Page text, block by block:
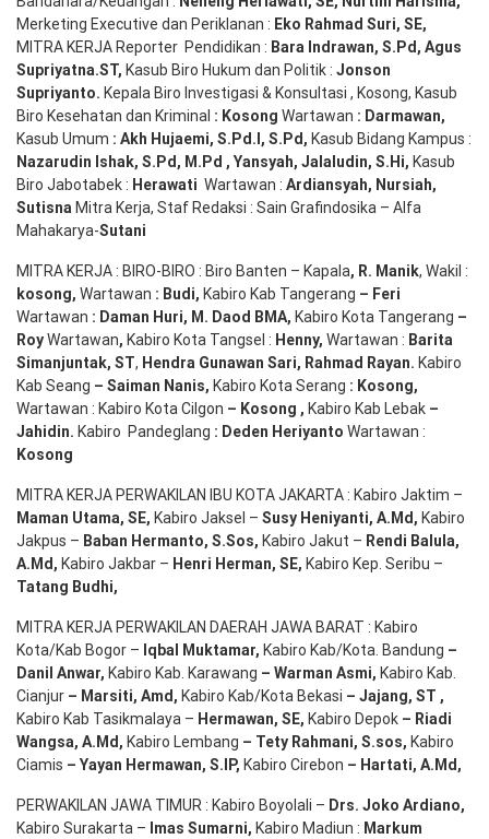
Merketing Executive dan Periklanan : Eko Rahmad Suri, SE,
MITRA KERJA Reporter Pendidikan : Bara Indrawan, S.Pd , Agus
Supriyatna.ST, Kasub Biro Hukum dan Politik : Jonson
Supriyanto. Kepala Biro Investigasi & Konsultasi , Kosong, Kasub
Biro Kesehatan dan Kriminal : Kosong Wartawan : Darmawan,
Kasub Umum : Akh Hujaemi, S.Pd.I, S.Pd , Kasub Bidang Kampus :
Nazarudin Ishak, S.Pd , M.Pd , Yansyah, Jalaludin, S.Hi, Kasub
Biro Jabotabek : Herawati Wartawan : Ardiansyah, Nursiah,
Sutisna Mitra Kerja, Staf Redaksi : Sain Grafindosika – Alfa
Mahakarya-Sutani
MITRA KERJA : BIRO-BIRO : Biro Banten – Kapala, R. Manik, Wakil :
kosong, Wartawan : Budi, Kabiro Kab Tangerang – Feri
Wartawan : Daman Huri, M. Daod BMA, Kabiro Kota Tangerang –
RoyWartawan, Kabiro Kota Tangsel : Henny, Wartawan : Barita
Simanjuntak, ST, Hendra Gunawan Sari, Rahmad Rayan. Kabiro
Kab Seang – Saiman Nanis, Kabiro Kota Serang : Kosong,
Wartawan : Kabiro Kota Cilgon – Kosong , Kabiro Kab Lebak –
Jahidin. Kabiro Pandeglang : Deden Heriyanto Wartawan :
Kosong
MITRA KERJA PERWAKILAN IBU KOTA JAKARTA : Kabiro Jaktim –
Maman Utama, SE, Kabiro Jaksel – Susy Heniyanti, A.Md , Kabiro
Jakpus – Baban Hermanto, S.Sos, Kabiro Jakut – Rendi Balula,
A.Md , Kabiro Jakbar – Henri Herman, SE, Kabiro Kep. Seribu –
Tatang Budhi,
MITRA KERJA PERWAKILAN DAERAH JAWA BARAT : Kabiro
Kota/Kab Bogor – Iqbal Muktamar, Kabiro Kab/Kota. Bandung –
Danil Anwar, Kabiro Kab. Karawang – Warman Asmi, Kabiro Kab.
Cianjur – Marsiti, Amd , Kabiro Kab/Kota Bekasi – Jajang, ST ,
Kabiro Kab Tasikmalaya – Hermawan, SE, Kabiro Depok – Riadi
Wangsa, A.Md , Kabiro Lembang – Tety Rahmani, S.sos, Kabiro
Ciamis – Yayan Hermawan, S.IP, Kabiro Cirebon – Hartati, A.Md ,
PERWAKILAN JAWA TIMUR : Kabiro Boyolali – Drs. Joko Ardiano,
Kabiro Surakarta – Imas Sumarni, Kabiro Madiun : Markum